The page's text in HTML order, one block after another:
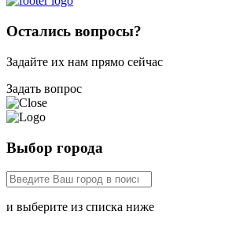
Остались вопросы?
Задайте их нам прямо сейчас
Задать вопрос
Выбор города
и выберите из списка ниже